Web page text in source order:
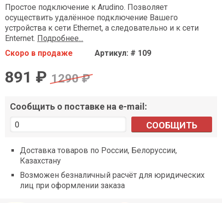
Простое подключение к Arudino. Позволяет
осуществить удалённое подключение Вашего
устройства к сети Ethernet, а следовательно и к сети
Enternet. Подробнее...
Скоро в продаже
Артикул: # 109
891 ₽ 1290 ₽
Сообщить о поставке на e-mail:
СООБЩИТЬ
Доставка товаров по России, Белоруссии,
Казахстану
Возможен безналичный расчёт для юридических
лиц при оформлении заказа